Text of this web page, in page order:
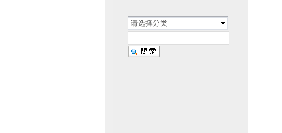
请选择分类